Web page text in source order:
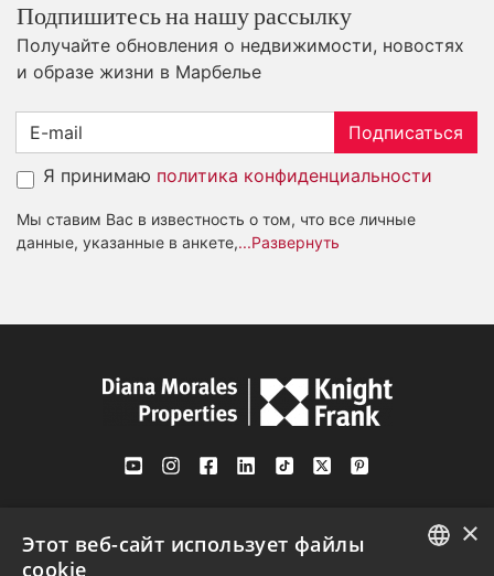
Подпишитесь на нашу рассылку
Получайте обновления о недвижимости, новостях
и образе жизни в Марбелье
Подписаться
Я принимаю политика конфиденциальности
Мы ставим Вас в известность о том, что все личные
данные, указанные в анкете,...Развернуть
1st Floor, Office 3
29601 Marbella
×
Этот веб-сайт использует файлы
cookie